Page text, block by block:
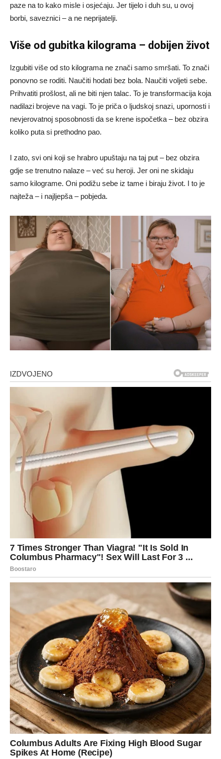
paze na to kako misle i osjećaju. Jer tijelo i duh su, u ovoj
borbi, saveznici – a ne neprijatelji.
Više od gubitka kilograma – dobijen život
Izgubiti više od sto kilograma ne znači samo smršati. To znači
ponovno se roditi. Naučiti hodati bez bola. Naučiti voljeti sebe.
Prihvatiti prošlost, ali ne biti njen talac. To je transformacija koja
nadilazi brojeve na vagi. To je priča o ljudskoj snazi, upornosti i
nevjerovatnoj sposobnosti da se krene ispočetka – bez obzira
koliko puta si prethodno pao.
I zato, svi oni koji se hrabro upuštaju na taj put – bez obzira
gdje se trenutno nalaze – već su heroji. Jer oni ne skidaju
samo kilograme. Oni podižu sebe iz tame i biraju život. I to je
najteža – i najljepša – pobjeda.